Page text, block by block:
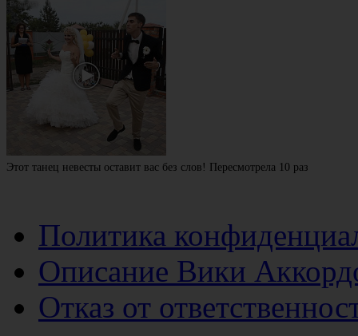
Этот танец невесты оставит вас без слов! Пересмотрела 10 раз
Политика
Описание Вики
Отказ от